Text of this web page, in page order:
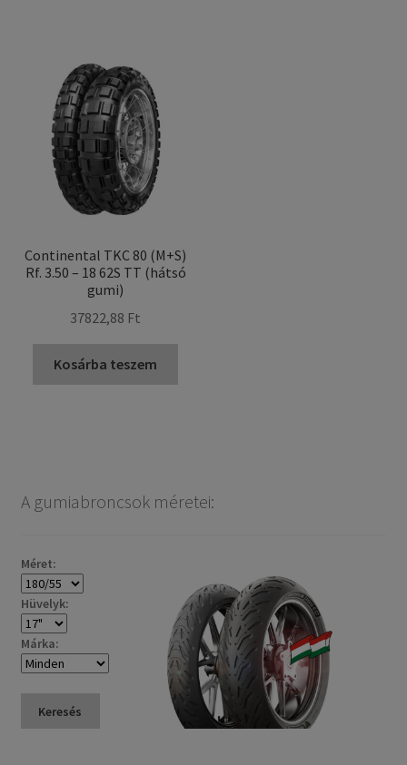
Continental TKC 80 (M+S)
Rf. 3.50 – 18 62S TT (hátsó
gumi)
37822,88 Ft
Kosárba teszem
A gumiabroncsok méretei:
Méret:
Hüvelyk:
Márka:
Keresés